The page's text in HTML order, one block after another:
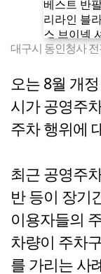
대구시 동인청사
오는 8월 개
시가 공영주
주차 행위에
최근 공영주
반 등이 장기
이용자들의
차량이 주차
를 가리는 사